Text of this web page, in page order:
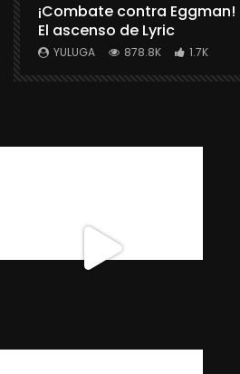
¡Combate contra Eggman!
El ascenso de Lyric
YULUGA 878.8K 1.7K